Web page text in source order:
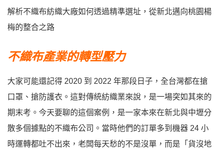
解析不織布紡織大廠如何透過精準選址，從新北邁向桃園楊
梅的整合之路
不織布產業的轉型壓力
大家可能還記得 2020 到 2022 年那段日子，全台灣都在搶
口罩、搶防護衣。這對傳統紡織業來說，是一場突如其來的
期末考。今天要聊的這個案例，是一家本來在新北與中壢分
散多個據點的不織布公司。當時他們的訂單多到機器 24 小
時運轉都吐不出來，老闆每天愁的不是沒單，而是「貨沒地